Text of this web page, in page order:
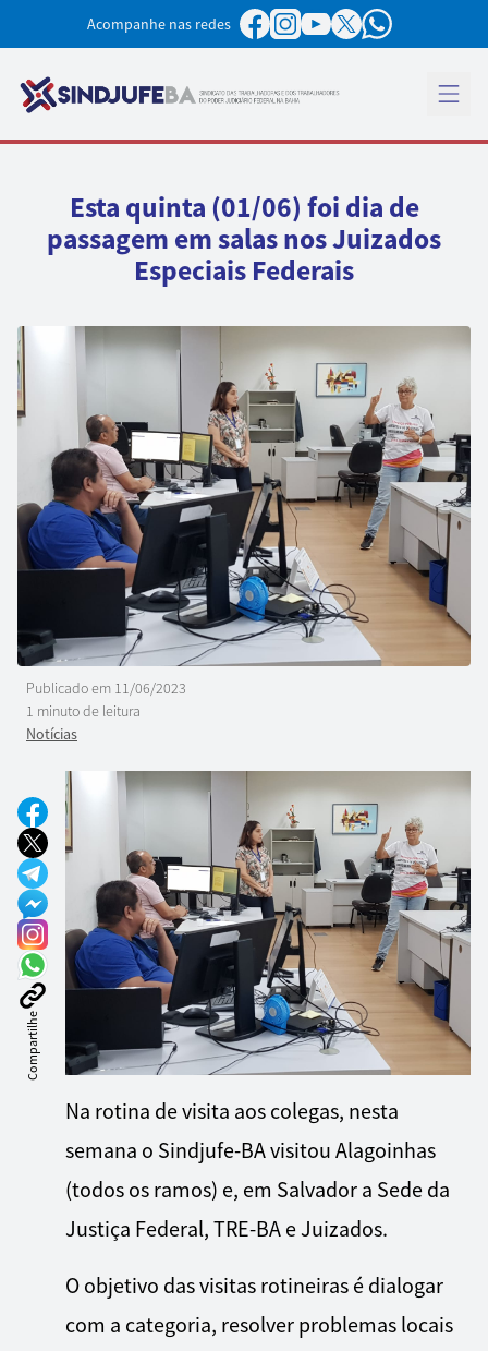
Acompanhe nas redes
Abrir
Esta quinta (01/06) foi dia de
passagem em salas nos Juizados
Especiais Federais
Publicado em 11/06/2023
1 minuto de leitura
Notícias
Compartilhe
Na rotina de visita aos colegas, nesta
semana o Sindjufe-BA visitou Alagoinhas
(todos os ramos) e, em Salvador a Sede da
Justiça Federal, TRE-BA e Juizados.
O objetivo das visitas rotineiras é dialogar
com a categoria, resolver problemas locais